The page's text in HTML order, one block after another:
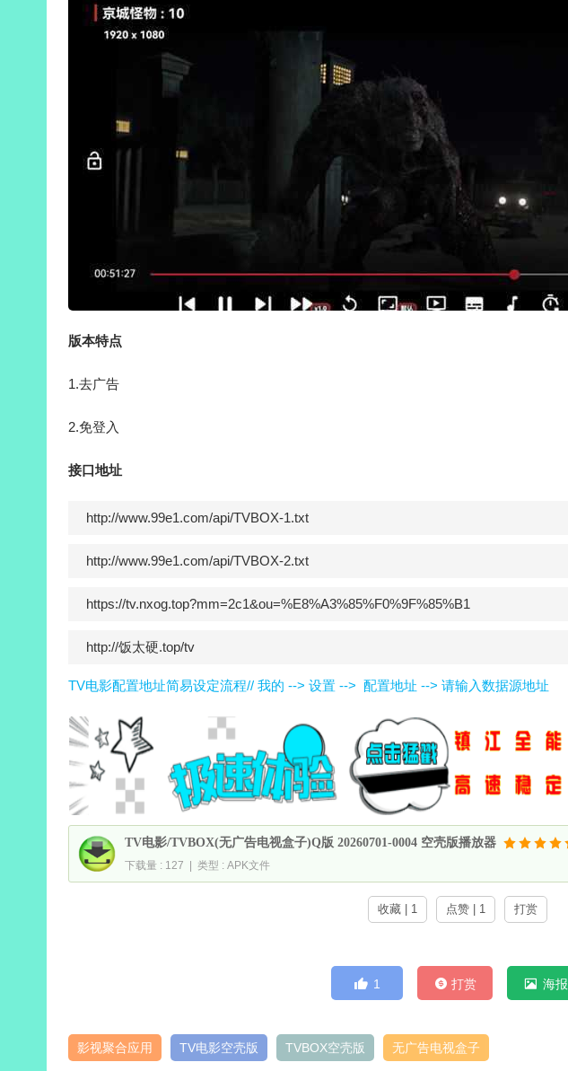
版本特点
1.去广告
2.免登入
接口地址
http://www.99e1.com/api/TVBOX-1.txt
http://www.99e1.com/api/TVBOX-2.txt
https://tv.nxog.top?mm=2c1&ou=%E8%A3%85%F0%9F%85%B1
http://饭太硬.top/tv
TV电影配置地址简易设定流程// 我的 --> 设置 --> 配置地址 --> 请输入数据源地址
TV电影/TVBOX(无广告电视盒子)Q版 20260701-0004 空壳版播放器
下载量 : 127 | 类型 : APK文件
收藏 | 1 点赞 | 1 打赏
1 打赏 海报
影视聚合应用 TV电影空壳版 TVBOX空壳版 无广告电视盒子